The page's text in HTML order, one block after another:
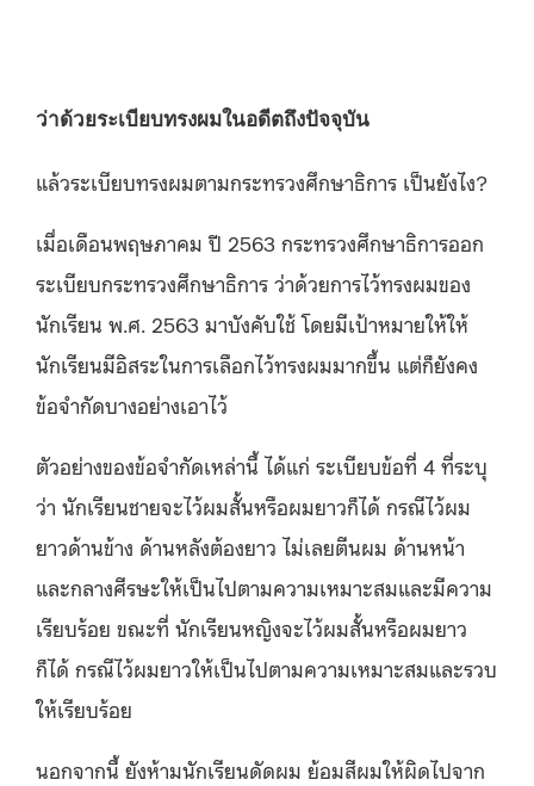
ว่าด้วยระเบียบทรงผมในอดีตถึงปัจจุบัน
แล้วระเบียบทรงผมตามกระทรวงศึกษาธิการ เป็นยังไง?
เมื่อเดือนพฤษภาคม ปี 2563 กระทรวงศึกษาธิการออก
ระเบียบกระทรวงศึกษาธิการ ว่าด้วยการไว้ทรงผมของ
นักเรียน พ.ศ. 2563 มาบังคับใช้ โดยมีเป้าหมายให้ให้
นักเรียนมีอิสระในการเลือกไว้ทรงผมมากขึ้น แต่ก็ยังคง
ข้อจำกัดบางอย่างเอาไว้
ตัวอย่างของข้อจำกัดเหล่านี้ ได้แก่ ระเบียบข้อที่ 4 ที่ระบุ
ว่า นักเรียนชายจะไว้ผมสั้นหรือผมยาวก็ได้ กรณีไว้ผม
ยาวด้านข้าง ด้านหลังต้องยาว ไม่เลยตีนผม ด้านหน้า
และกลางศีรษะให้เป็นไปตามความเหมาะสมและมีความ
เรียบร้อย ขณะที่ นักเรียนหญิงจะไว้ผมสั้นหรือผมยาว
ก็ได้ กรณีไว้ผมยาวให้เป็นไปตามความเหมาะสมและรวบ
ให้เรียบร้อย
นอกจากนี้ ยังห้ามนักเรียนดัดผม ย้อมสีผมให้ผิดไปจาก